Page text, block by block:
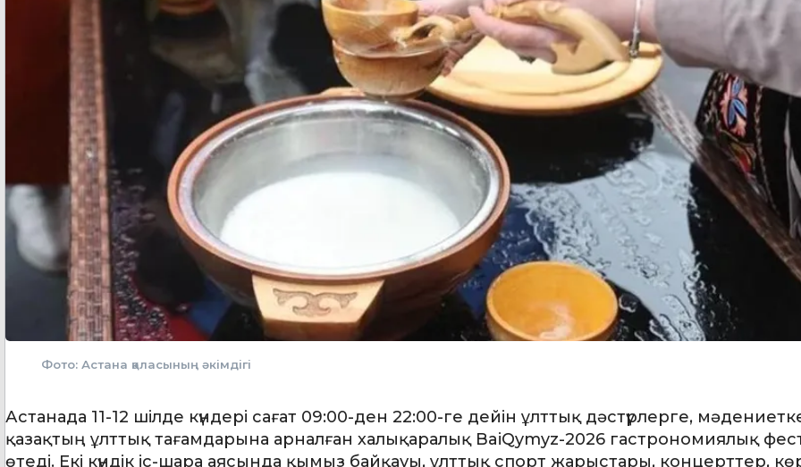
Фото: Астана қаласының әкімдігі
Астанада 11-12 шілде күндері сағат 09:00-ден 22:00-ге дейін ұлттық дәстүрлерге,
қазақтың ұлттық тағамдарына арналған халықаралық BaiQymyz-2026 гастрономиялық
өтеді. Екі күндік іс-шара аясында қымыз байқауы, ұлттық спорт жарыстары, концерттер,